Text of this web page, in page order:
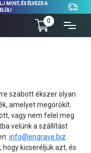
MOST, ÉS ÉLVEZD A
0
szabott ékszer olyan
amelyet megörökít.
vagy nem felel meg
velünk a szállítást
info@engrave.biz
kicseréljük azt, és